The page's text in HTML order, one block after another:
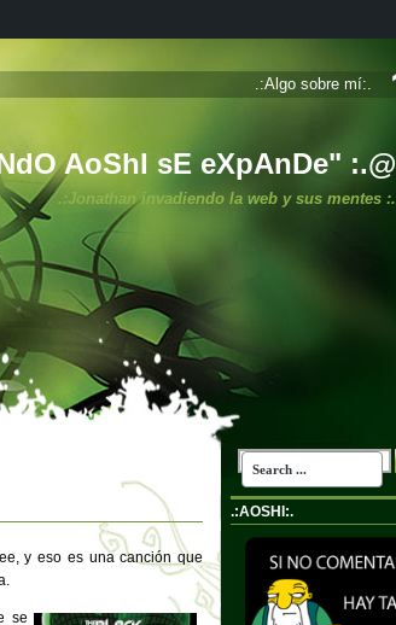
AoShI sE eXpAnDe" :.@
.:Jonathan invadiendo la web y sus mentes :.
.:Algo sobre mí:.
y eso es una canción que
se
.:AOSHI:.